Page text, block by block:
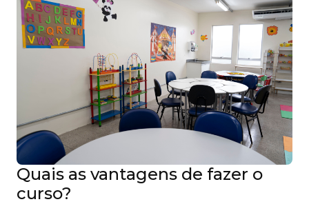
Quais as vantagens de fazer o
curso?